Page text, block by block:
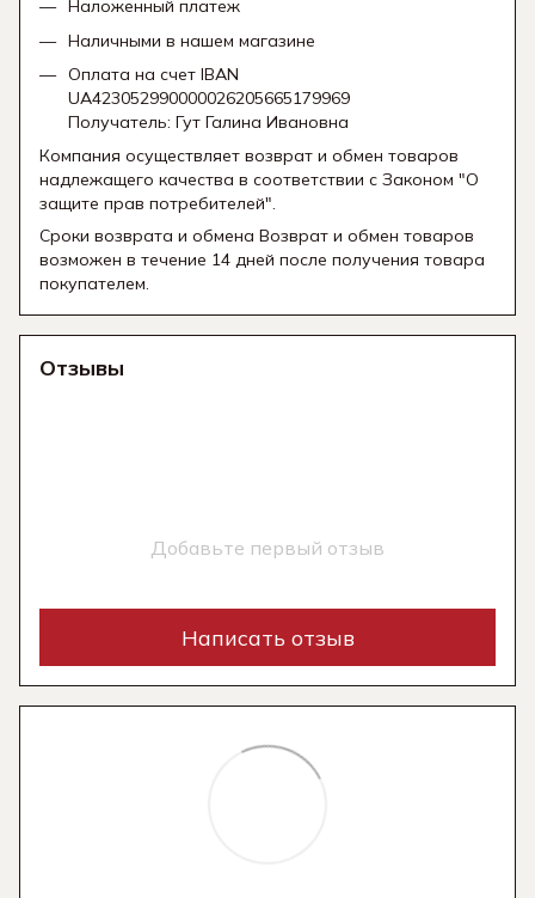
Наложенный платеж
Наличными в нашем магазине
Оплата на счет IBAN
UA423052990000026205665179969
Получатель: Гут Галина Ивановна
Компания осуществляет возврат и обмен товаров
надлежащего качества в соответствии с Законом "О
защите прав потребителей".
Сроки возврата и обмена Возврат и обмен товаров
возможен в течение 14 дней после получения товара
покупателем.
Отзывы
Добавьте первый отзыв
Написать отзыв